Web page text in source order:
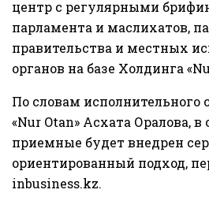
центр с регулярными
парламента и маслихатов,
правительства и местных
органов на базе Холдинга
По словам исполнительного
«Nur Otan» Асхата Оралова,
приемные будет внедрен
ориентированный подход,
inbusiness.kz.